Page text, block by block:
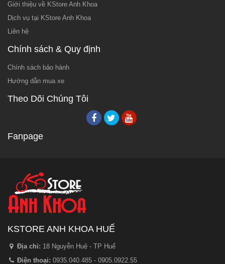
Giới thiệu về KStore Anh Khoa
Dịch vụ tại KStore Anh Khoa
Liên hệ
Chính sách & Quy định
Chính sách bảo hành
Hướng dẫn mua xe
Theo Dõi Chúng Tôi
Fanpage
KSTORE ANH KHOA HUẾ
Địa chỉ: 18 Nguyễn Huệ - TP Huế
Điện thoại: 0935.040.485 - 0905.0922.55